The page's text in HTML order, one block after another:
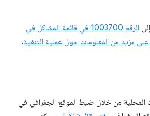
الرقم ‎1003700 في قائمة المشاكل في
على مزيد من المعلومات حول عملية التنفيذ.
المحلية من خلال ضبط الموقع الجغرافي في